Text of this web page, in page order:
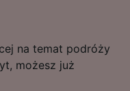
na temat podróży
możesz już